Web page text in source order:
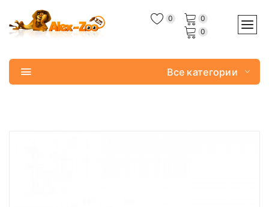
0
0
0
Все категории